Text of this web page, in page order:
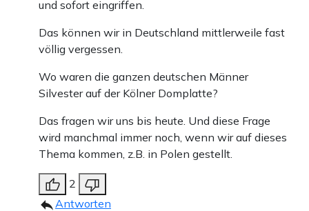
und sofort eingriffen.
Das können wir in Deutschland mittlerweile fast
völlig vergessen.
Wo waren die ganzen deutschen Männer
Silvester auf der Kölner Domplatte?
Das fragen wir uns bis heute. Und diese Frage
wird manchmal immer noch, wenn wir auf dieses
Thema kommen, z.B. in Polen gestellt.
2
Antworten